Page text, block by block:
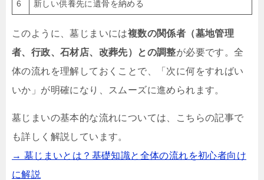
6 新しい供養先に遺骨を納める
このように、墓じまいには複数の関係者（墓地管理
者、行政、石材店、改葬先）との調整が必要です。全
体の流れを理解しておくことで、「次に何をすればい
いか」が明確になり、スムーズに進められます。
墓じまいの基本的な流れについては、こちらの記事で
も詳しく解説しています。
→ 墓じまいとは？基礎知識と全体の流れを初心者向け
に解説